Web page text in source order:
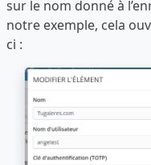
sur le nom donné à
notre exemple, cela
ci :